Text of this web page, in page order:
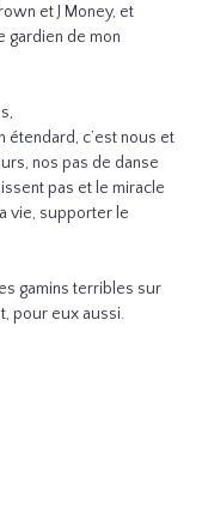
et J Money, et
gardien de mon
étendard, c’est nous et
nos pas de danse
pas et le miracle
vie, supporter le
gamins terribles sur
pour eux aussi.